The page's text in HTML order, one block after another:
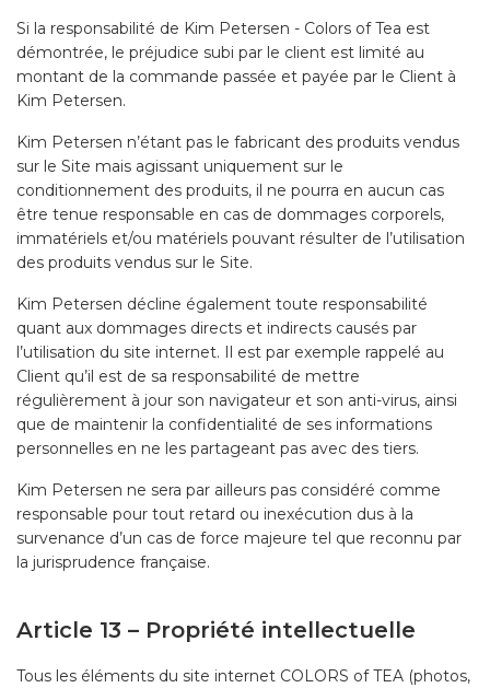
Si la responsabilité de Kim Petersen - Colors of Tea est
démontrée, le préjudice subi par le client est limité au
montant de la commande passée et payée par le Client à
Kim Petersen.
Kim Petersen n’étant pas le fabricant des produits vendus
sur le Site mais agissant uniquement sur le
conditionnement des produits, il ne pourra en aucun cas
être tenue responsable en cas de dommages corporels,
immatériels et/ou matériels pouvant résulter de l’utilisation
des produits vendus sur le Site.
Kim Petersen décline également toute responsabilité
quant aux dommages directs et indirects causés par
l’utilisation du site internet. Il est par exemple rappelé au
Client qu’il est de sa responsabilité de mettre
régulièrement à jour son navigateur et son anti-virus, ainsi
que de maintenir la confidentialité de ses informations
personnelles en ne les partageant pas avec des tiers.
Kim Petersen ne sera par ailleurs pas considéré comme
responsable pour tout retard ou inexécution dus à la
survenance d’un cas de force majeure tel que reconnu par
la jurisprudence française.
Article 13 – Propriété intellectuelle
Tous les éléments du site internet COLORS of TEA (photos,